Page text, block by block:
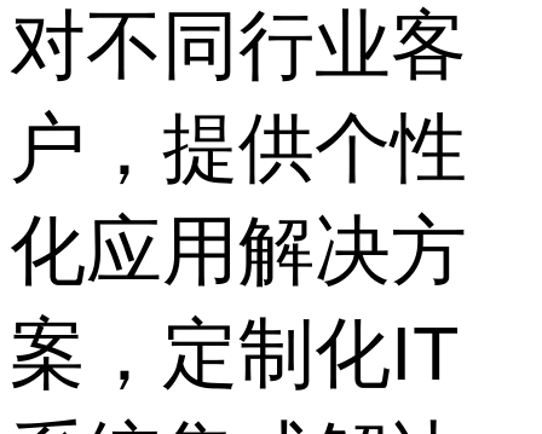
对不同行业客
户，提供个性
化应用解决方
案，定制化IT